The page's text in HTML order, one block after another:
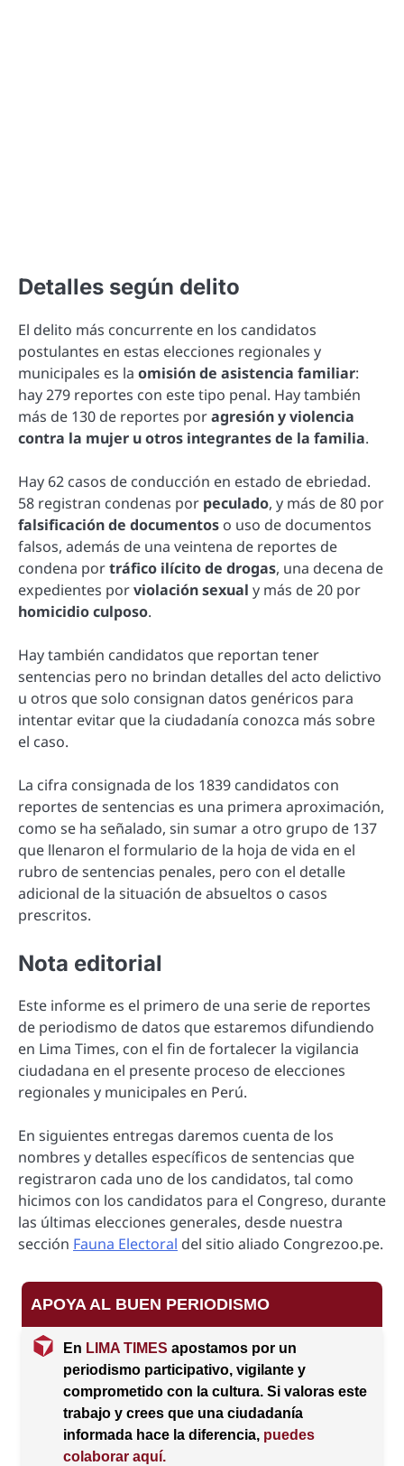
Detalles según delito
El delito más concurrente en los candidatos
postulantes en estas elecciones regionales y
municipales es la omisión de asistencia familiar:
hay 279 reportes con este tipo penal. Hay también
más de 130 de reportes poragresión y violencia
contra la mujer u otros integrantes de la familia.
Hay 62 casos de conducción en estado de ebriedad.
58 registran condenas por peculado, y más de 80 por
falsificación de documentos o uso de documentos
falsos, además de una veintena de reportes de
condena portráfico ilícito de drogas, una decena de
expedientes porviolación sexual y más de 20 por
homicidio culposo.
Hay también candidatos que reportan tener
sentencias pero no brindan detalles del acto delictivo
u otros que solo consignan datos genéricos para
intentar evitar que la ciudadanía conozca más sobre
el caso.
La cifra consignada de los 1839 candidatos con
reportes de sentencias es una primera aproximación,
como se ha señalado, sin sumar a otro grupo de 137
que llenaron el formulario de la hoja de vida en el
rubro de sentencias penales, pero con el detalle
adicional de la situación de absueltos o casos
prescritos.
Nota editorial
Este informe es el primero de una serie de reportes
de periodismo de datos que estaremos difundiendo
en Lima Times, con el fin de fortalecer la vigilancia
ciudadana en el presente proceso de elecciones
regionales y municipales en Perú.
En siguientes entregas daremos cuenta de los
nombres y detalles específicos de sentencias que
registraron cada uno de los candidatos, tal como
hicimos con los candidatos para el Congreso, durante
las últimas elecciones generales, desde nuestra
sección Fauna Electoral del sitio aliado Congrezoo.pe.
APOYA AL BUEN PERIODISMO
En LIMA TIMES apostamos por un
periodismo participativo, vigilante y
comprometido con la cultura. Si valoras este
trabajo y crees que una ciudadanía
informada hace la diferencia, puedes
colaborar aquí.